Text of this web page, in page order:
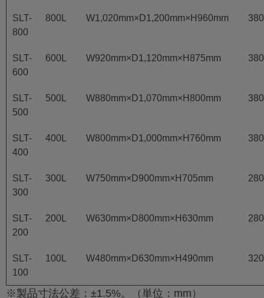
SLT-
800
800L W1,020mm×D1,200mm×H960mm
SLT-
600
600L W920mm×D1,120mm×H875mm
SLT-
500
500L W880mm×D1,070mm×H800mm
SLT-
400
400L W800mm×D1,000mm×H760mm
SLT-
300
300L W750mm×D900mm×H705mm
SLT-
200
200L W630mm×D800mm×H630mm
SLT-
100
100L W480mm×D630mm×H490mm
※製品寸法公差：±1.5%。（単位：mm）